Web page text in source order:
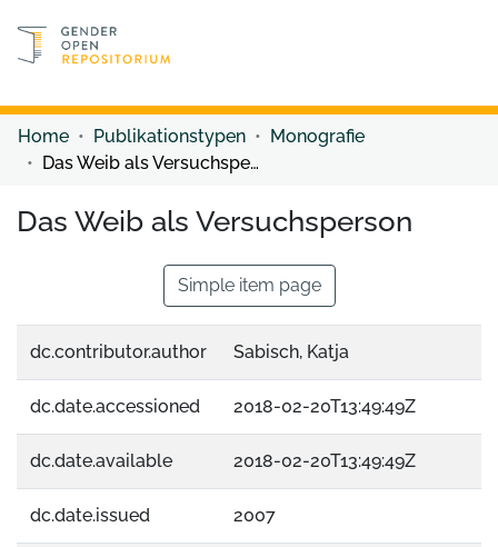
Discover content
Home Publikationstypen
Monografie
Das Weib als Versuchsperson
Das Weib als Versuchsperson
Simple item page
dc.contributor.author Sabisch, Katja
dc.date.accessioned 2018-02-20T13:49:49Z
dc.date.available 2018-02-20T13:49:49Z
dc.date.issued 2007